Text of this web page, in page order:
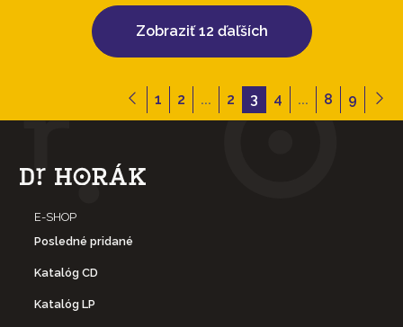
Zobraziť 12 ďaľších
1 2 ... 2 3 4 ... 8 9
E-SHOP
Posledné pridané
Katalóg CD
Katalóg LP